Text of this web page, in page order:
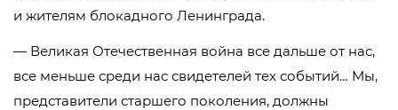
и жителям блокадного Ленинграда.
— Великая Отечественная война все дальше от нас,
все меньше среди нас свидетелей тех событий… Мы,
представители старшего поколения, должны